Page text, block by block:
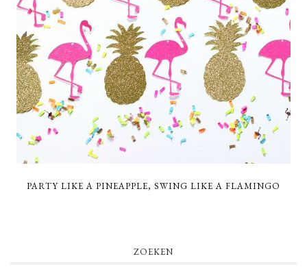
PARTY LIKE A PINEAPPLE, SWING LIKE A FLAMINGO
ZOEKEN